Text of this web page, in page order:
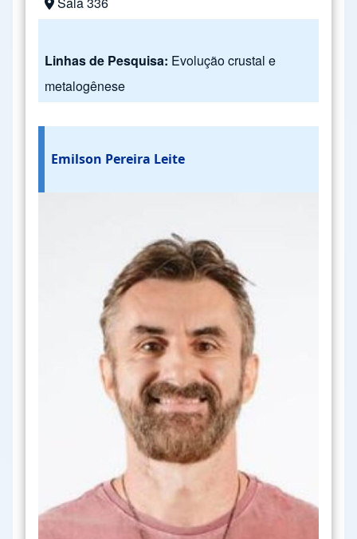
Linhas de Pesquisa: Evolução crustal e
metalogênese
Emilson Pereira Leite